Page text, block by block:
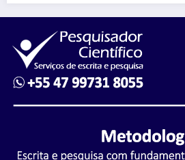
gerai
s –
Parte
as
gerai
s –
Parte